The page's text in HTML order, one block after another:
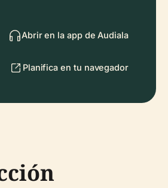
Abrir en la app de Audiala
Planifica en tu navegador